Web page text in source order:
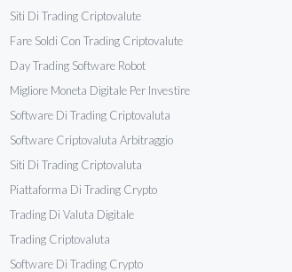
Siti Di Trading Criptovalute
Fare Soldi Con Trading Criptovalute
Day Trading Software Robot
Migliore Moneta Digitale Per Investire
Software Di Trading Criptovaluta
Software Criptovaluta Arbitraggio
Siti Di Trading Criptovaluta
Piattaforma Di Trading Crypto
Trading Di Valuta Digitale
Trading Criptovaluta
Software Di Trading Crypto